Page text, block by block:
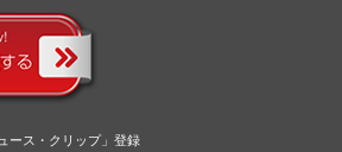
ース・クリップ」登録